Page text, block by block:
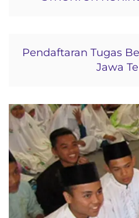
Pendaftaran Tugas
Jawa